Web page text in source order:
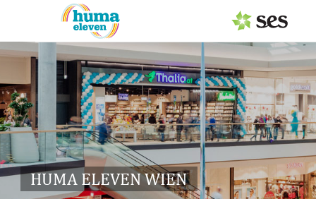
HUMA ELEVEN WIEN
PRESSEAUSSENDUNGEN
Center & Marken
Services
Events
MEDIAGALERIE